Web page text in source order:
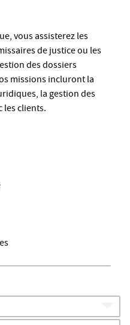
vous assisterez les
de justice ou les
des dossiers
missions incluront la
la gestion des
les clients.